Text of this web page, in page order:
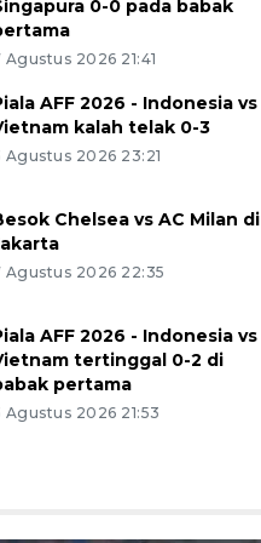
0-0 pada babak
Agustus 2026 21:41
AFF 2026 - Indonesia vs
kalah telak 0-3
Agustus 2026 23:21
Chelsea vs AC Milan di
Agustus 2026 22:35
AFF 2026 - Indonesia vs
tertinggal 0-2 di
pertama
Agustus 2026 21:53